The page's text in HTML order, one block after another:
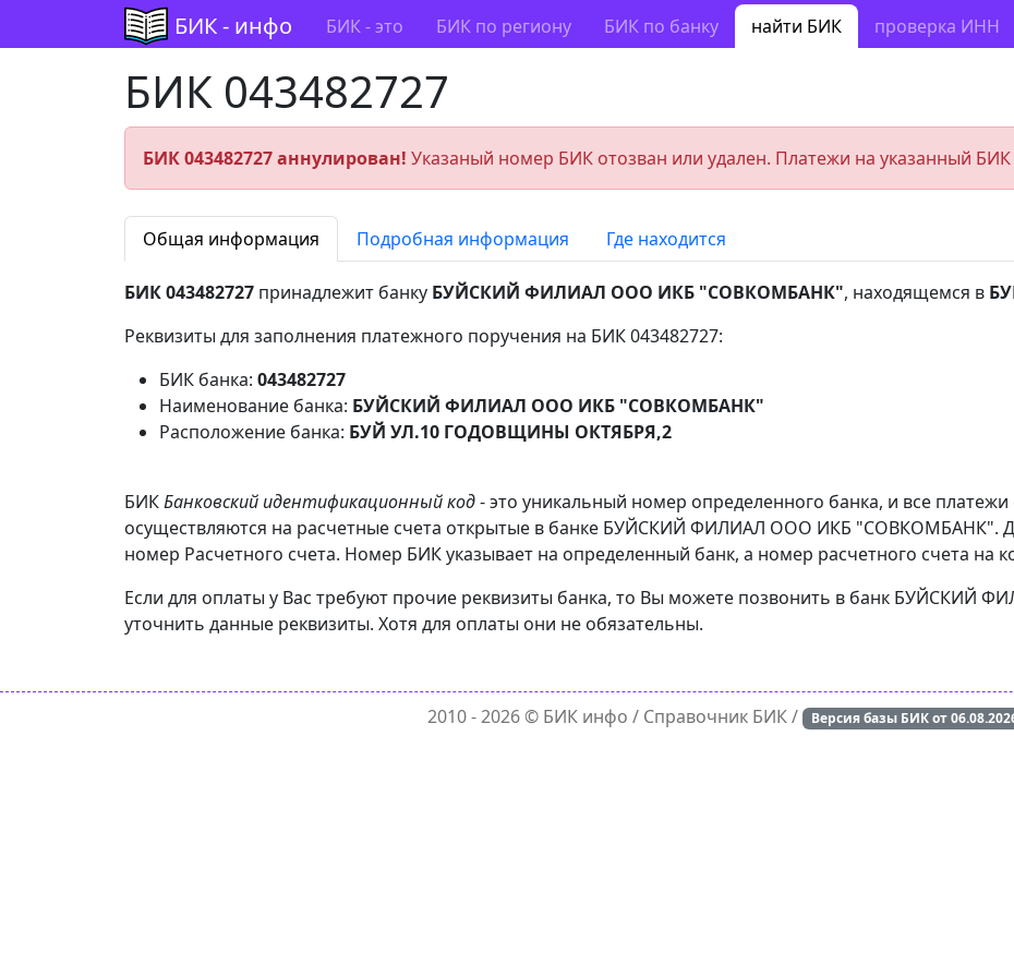
БИК - инфо БИК - это БИК по региону БИК по банку найти БИК проверка ИНН
БИК 043482727
БИК 043482727 аннулирован! Указаный номер БИК отозван или удален. Платежи на указанный
Общая информация Подробная информация Где находится
БИК 043482727 принадлежит банку БУЙСКИЙ ФИЛИАЛ ООО ИКБ "СОВКОМБАНК", находящемся в
Реквизиты для заполнения платежного поручения на БИК 043482727:
БИК банка: 043482727
Наименование банка: БУЙСКИЙ ФИЛИАЛ ООО ИКБ "СОВКОМБАНК"
Расположение банка: БУЙ УЛ.10 ГОДОВЩИНЫ ОКТЯБРЯ,2
БИКБанковский идентификационный код- это уникальный номер определенного банка, и все
осуществляются на расчетные счета открытые в банке БУЙСКИЙ ФИЛИАЛ ООО ИКБ "СОВКОМБАНК".
номер Расчетного счета. Номер БИК указывает на определенный банк, а номер расчетного счета на
Если для оплаты у Вас требуют прочие реквизиты банка, то Вы можете позвонить в банк
уточнить данные реквизиты. Хотя для оплаты они не обязательны.
2010 - 2026 © БИК инфо / Справочник БИК / Версия базы БИК от